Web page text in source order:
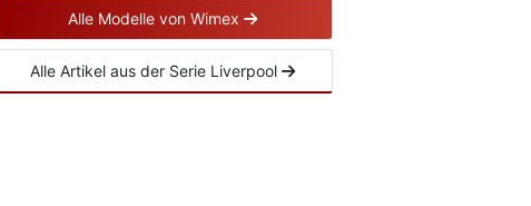
Alle Modelle von Wimex
Alle Artikel aus der Serie Liverpool